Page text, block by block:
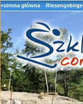
+strona główna Riesengebirge